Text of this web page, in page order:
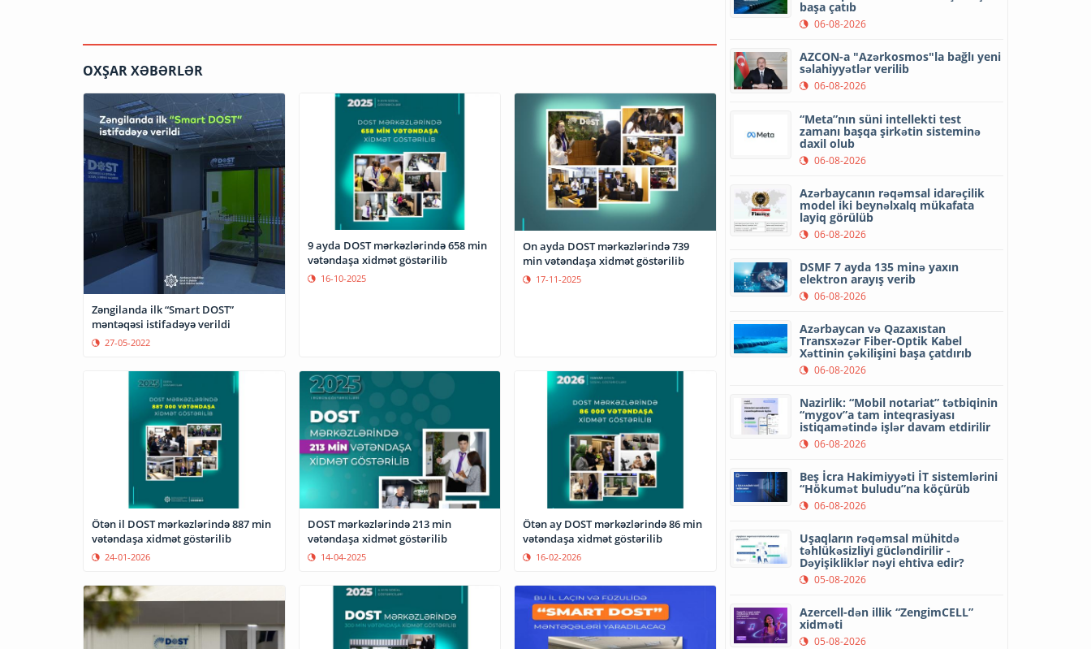
OXŞAR XƏBƏRLƏR
Zəngilanda ilk “Smart DOST”
məntəqəsi istifadəyə verildi
27-05-2022
9 ayda DOST mərkəzlərində 658 min
vətəndaşa xidmət göstərilib
16-10-2025
On ayda DOST mərkəzlərində 739
min vətəndaşa xidmət göstərilib
17-11-2025
Ötən il DOST mərkəzlərində 887 min
vətəndaşa xidmət göstərilib
24-01-2026
DOST mərkəzlərində 213 min
vətəndaşa xidmət göstərilib
14-04-2025
Ötən ay DOST mərkəzlərində 86 min
vətəndaşa xidmət göstərilib
16-02-2026
başa çatıb
06-08-2026
AZCON-a "Azərkosmos"la bağlı yeni
səlahiyyətlər verilib
06-08-2026
“Meta”nın süni intellekti test
zamanı başqa şirkətin sisteminə
daxil olub
06-08-2026
Azərbaycanın rəqəmsal idarəçilik
model iki beynəlxalq mükafata
layiq görülüb
06-08-2026
DSMF 7 ayda 135 minə yaxın
elektron arayış verib
06-08-2026
Azərbaycan və Qazaxıstan
Transxəzər Fiber-Optik Kabel
Xəttinin çəkilişini başa çatdırıb
06-08-2026
Nazirlik: “Mobil notariat” tətbiqinin
“mygov”a tam inteqrasiyası
istiqamətində işlər davam etdirilir
06-08-2026
Beş İcra Hakimiyyəti İT sistemlərini
“Hökumət buludu”na köçürüb
06-08-2026
Uşaqların rəqəmsal mühitdə
təhlükəsizliyi gücləndirilir -
Dəyişikliklər nəyi ehtiva edir?
05-08-2026
Azercell-dən illik “ZengimCELL”
xidməti
05-08-2026